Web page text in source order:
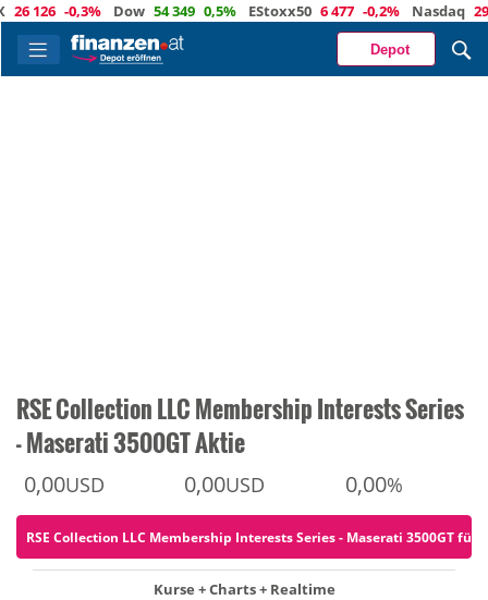
-0,3% Dow 54 349 0,5% EStoxx50 6 477 -0,2% Nasdaq 29 488
Depot
RSE Collection LLC Membership Interests Series
- Maserati 3500GT Aktie
0,00USD 0,00USD 0,00%
RSE Collection LLC Membership Interests Series - Maserati 3500GT für
Kurse + Charts + Realtime